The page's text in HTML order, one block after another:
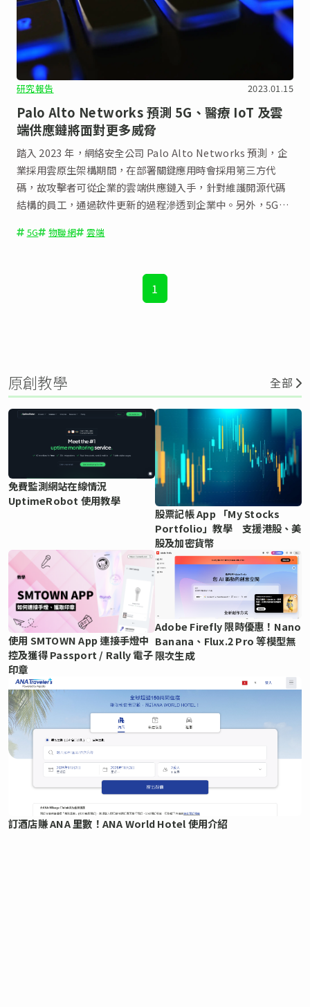
研究報告 2023.01.15
Palo Alto Networks 預測 5G、醫療 IoT 及雲
端供應鏈將面對更多威脅
踏入 2023 年，網絡安全公司 Palo Alto Networks 預測，企
業採用雲原生架構期間，在部署關鍵應用時會採用第三方代
碼，故攻擊者可從企業的雲端供應鏈入手，針對維護開源代碼
結構的員工，通過軟件更新的過程滲透到企業中。另外，5G、
5G 物聯網 雲端
1
原創教學 全部
免費監測網站在線情況
UptimeRobot 使用教學
股票記帳 App 「My Stocks
Portfolio」教學 支援港股、美
股及加密貨幣
使用 SMTOWN App 連接手燈中
控及獲得 Passport / Rally 電子
印章
Adobe Firefly 限時優惠！Nano
Banana、Flux.2 Pro 等模型無
限次生成
訂酒店賺 ANA 里數！ANA World Hotel 使用介紹